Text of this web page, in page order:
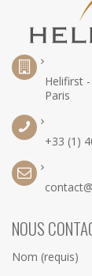
Helifirst
Paris
+33 (1)
NOUS
Nom (requis)